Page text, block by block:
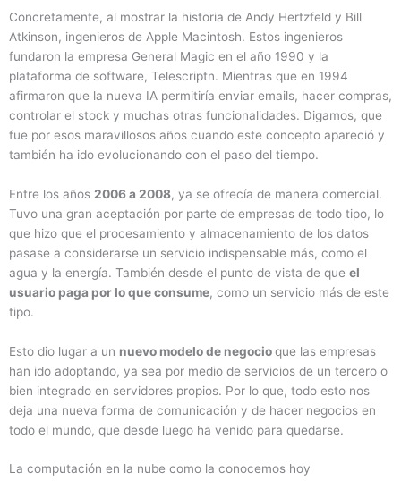
Concretamente, al mostrar la historia de Andy Hertzfeld y Bill
Atkinson, ingenieros de Apple Macintosh. Estos ingenieros
fundaron la empresa General Magic en el año 1990 y la
plataforma de software, Telescriptn. Mientras que en 1994
afirmaron que la nueva IA permitiría enviar emails, hacer compras,
controlar el stock y muchas otras funcionalidades. Digamos, que
fue por esos maravillosos años cuando este concepto apareció y
también ha ido evolucionando con el paso del tiempo.
Entre los años 2006 a 2008, ya se ofrecía de manera comercial.
Tuvo una gran aceptación por parte de empresas de todo tipo, lo
que hizo que el procesamiento y almacenamiento de los datos
pasase a considerarse un servicio indispensable más, como el
agua y la energía. También desde el punto de vista de que el
usuario paga por lo que consume, como un servicio más de este
tipo.
Esto dio lugar a un nuevo modelo de negocioque las empresas
han ido adoptando, ya sea por medio de servicios de un tercero o
bien integrado en servidores propios. Por lo que, todo esto nos
deja una nueva forma de comunicación y de hacer negocios en
todo el mundo, que desde luego ha venido para quedarse.
La computación en la nube como la conocemos hoy